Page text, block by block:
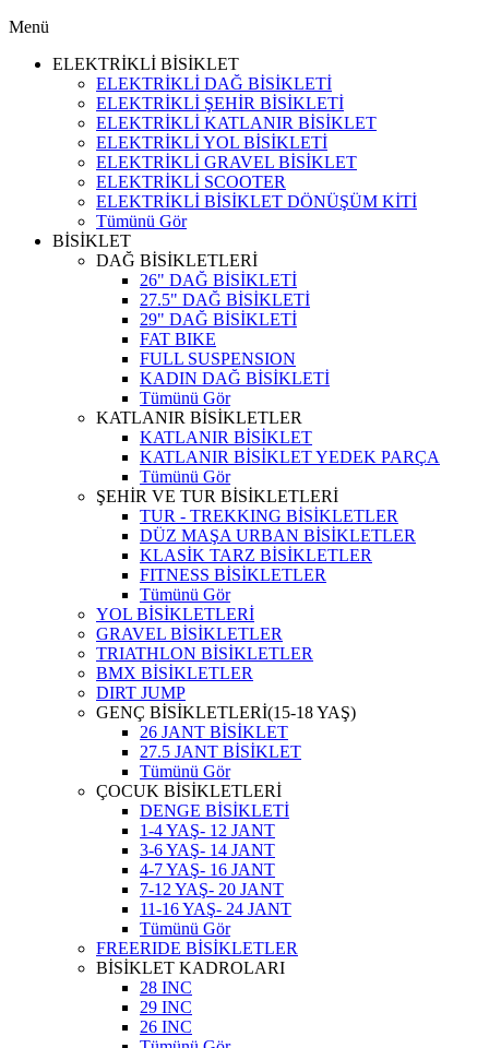
Menü
ELEKTRİKLİ BİSİKLET
ELEKTRİKLİ DAĞ BİSİKLETİ
ELEKTRİKLİ ŞEHİR BİSİKLETİ
ELEKTRİKLİ KATLANIR BİSİKLET
ELEKTRİKLİ YOL BİSİKLETİ
ELEKTRİKLİ GRAVEL BİSİKLET
ELEKTRİKLİ SCOOTER
ELEKTRİKLİ BİSİKLET DÖNÜŞÜM KİTİ
Tümünü Gör
BİSİKLET
DAĞ BİSİKLETLERİ
26" DAĞ BİSİKLETİ
27.5" DAĞ BİSİKLETİ
29" DAĞ BİSİKLETİ
FAT BIKE
FULL SUSPENSION
KADIN DAĞ BİSİKLETİ
Tümünü Gör
KATLANIR BİSİKLETLER
KATLANIR BİSİKLET
KATLANIR BİSİKLET YEDEK PARÇA
Tümünü Gör
ŞEHİR VE TUR BİSİKLETLERİ
TUR - TREKKING BİSİKLETLER
DÜZ MAŞA URBAN BİSİKLETLER
KLASİK TARZ BİSİKLETLER
FITNESS BİSİKLETLER
Tümünü Gör
YOL BİSİKLETLERİ
GRAVEL BİSİKLETLER
TRIATHLON BİSİKLETLER
BMX BİSİKLETLER
DIRT JUMP
GENÇ BİSİKLETLERİ(15-18 YAŞ)
26 JANT BİSİKLET
27.5 JANT BİSİKLET
Tümünü Gör
ÇOCUK BİSİKLETLERİ
DENGE BİSİKLETİ
1-4 YAŞ- 12 JANT
3-6 YAŞ- 14 JANT
4-7 YAŞ- 16 JANT
7-12 YAŞ- 20 JANT
11-16 YAŞ- 24 JANT
Tümünü Gör
FREERIDE BİSİKLETLER
BİSİKLET KADROLARI
28 INC
29 INC
26 INC